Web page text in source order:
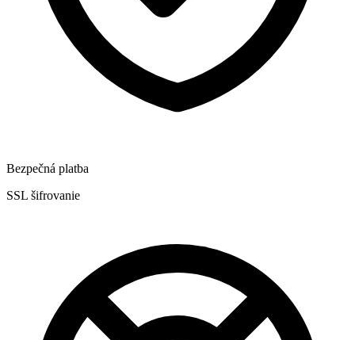
Bezpečná platba
SSL šifrovanie